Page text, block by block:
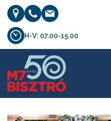
H-V: 07.00-15.00